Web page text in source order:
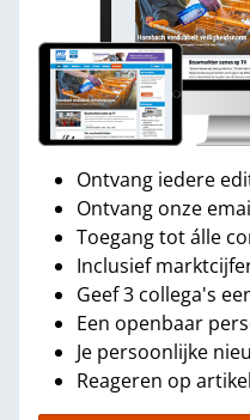
Ontvang iedere
Ontvang onze
Toegang tot álle
Inclusief
Geef 3 collega's
Een openbaar
Je persoonlijke
Reageren op